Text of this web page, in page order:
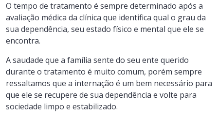
O tempo de tratamento é sempre determinado após a
avaliação médica da clínica que identifica qual o grau da
sua dependência, seu estado físico e mental que ele se
encontra.
A saudade que a família sente do seu ente querido
durante o tratamento é muito comum, porém sempre
ressaltamos que a internação é um bem necessário para
que ele se recupere de sua dependência e volte para
sociedade limpo e estabilizado.